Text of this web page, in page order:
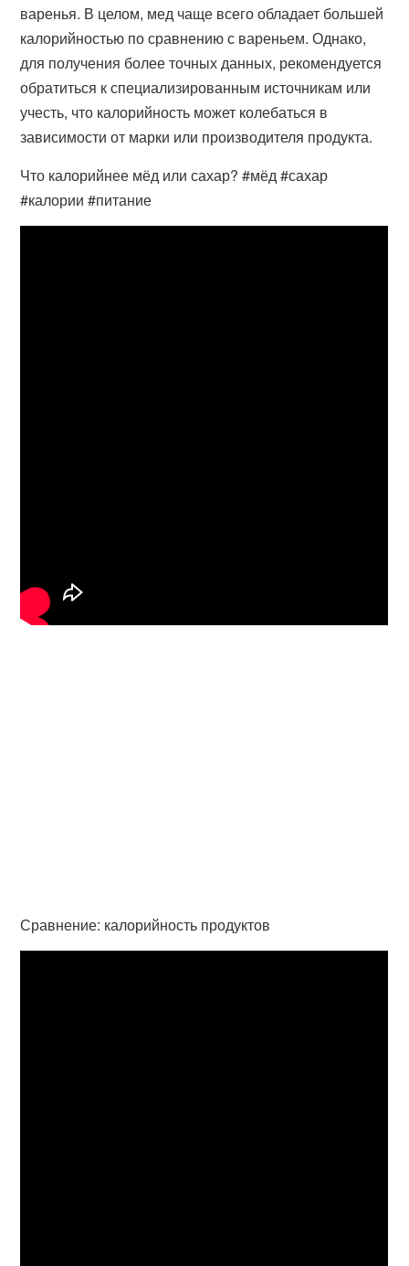
варенья. В целом, мед чаще всего обладает большей
калорийностью по сравнению с вареньем. Однако,
для получения более точных данных, рекомендуется
обратиться к специализированным источникам или
учесть, что калорийность может колебаться в
зависимости от марки или производителя продукта.
Что калорийнее мёд или сахар? #мёд #сахар
#калории #питание
Сравнение: калорийность продуктов